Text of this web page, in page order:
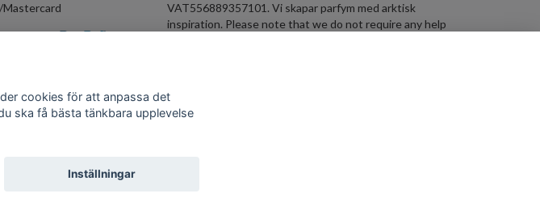
Mastercard
VAT556889357101. Vi skapar parfym med arktisk
inspiration. Please note that we do not require any help
© Copyright Scents from Norra Norrland AB
cookies för att anpassa det
ska få bästa tänkbara upplevelse
Inställningar